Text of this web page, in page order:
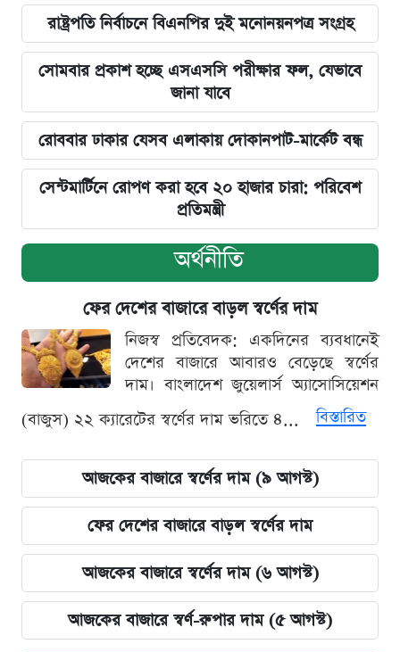
রাষ্ট্রপতি নির্বাচনে বিএনপির দুই মনোনয়নপত্র সংগ্রহ
সোমবার প্রকাশ হচ্ছে এসএসসি পরীক্ষার ফল, যেভাবে
জানা যাবে
রোববার ঢাকার যেসব এলাকায় দোকানপাট-মার্কেট বন্ধ
সেন্টমার্টিনে রোপণ করা হবে ২০ হাজার চারা: পরিবেশ
প্রতিমন্ত্রী
অর্থনীতি
ফের দেশের বাজারে বাড়ল স্বর্ণের দাম
নিজস্ব প্রতিবেদক: একদিনের ব্যবধানেই
দেশের বাজারে আবারও বেড়েছে স্বর্ণের
দাম। বাংলাদেশ জুয়েলার্স অ্যাসোসিয়েশন
(বাজুস) ২২ ক্যারেটের স্বর্ণের দাম ভরিতে ৪...
বিস্তারিত
আজকের বাজারে স্বর্ণের দাম (৯ আগস্ট)
ফের দেশের বাজারে বাড়ল স্বর্ণের দাম
আজকের বাজারে স্বর্ণের দাম (৬ আগস্ট)
আজকের বাজারে স্বর্ণ-রুপার দাম (৫ আগস্ট)